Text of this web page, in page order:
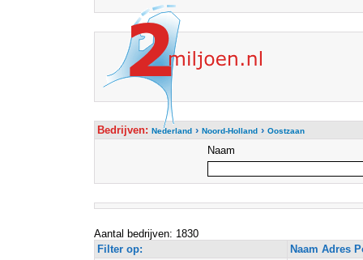
Bedrijven: Nederland› Noord-Holland› Oostzaan
Naam
Aantal bedrijven: 1830
Filter op:
Naam Adres